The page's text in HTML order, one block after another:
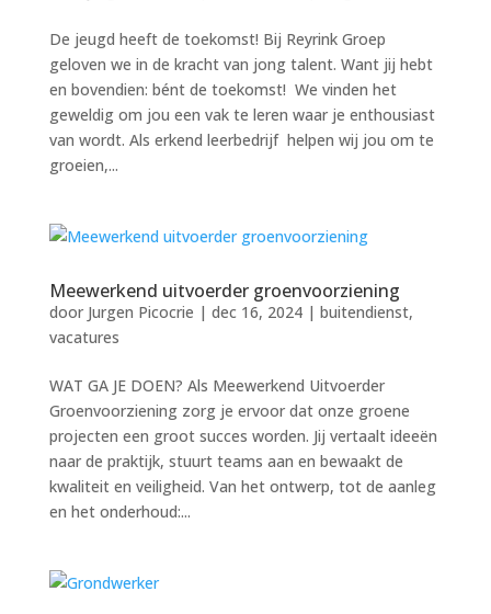
De jeugd heeft de toekomst! Bij Reyrink Groep
geloven we in de kracht van jong talent. Want jij hebt
en bovendien: bént de toekomst! We vinden het
geweldig om jou een vak te leren waar je enthousiast
van wordt. Als erkend leerbedrijf helpen wij jou om te
groeien,...
Meewerkend uitvoerder groenvoorziening
door Jurgen Picocrie | dec 16, 2024| buitendienst,
vacatures
WAT GA JE DOEN? Als Meewerkend Uitvoerder
Groenvoorziening zorg je ervoor dat onze groene
projecten een groot succes worden. Jij vertaalt ideeën
naar de praktijk, stuurt teams aan en bewaakt de
kwaliteit en veiligheid. Van het ontwerp, tot de aanleg
en het onderhoud:...